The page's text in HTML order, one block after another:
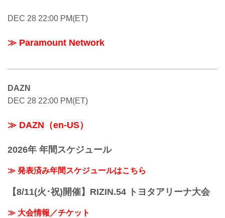
DEC 28 22:00 PM(ET)
≫ Paramount Network
DAZN
DEC 28 22:00 PM(ET)
≫ DAZN（en-US）
2026年 年間スケジュール
≫ 発表済み年間スケジュールはこちら
【8/11(火･祝)開催】RIZIN.54 トヨタアリーナ大会
≫ 大会情報／チケット